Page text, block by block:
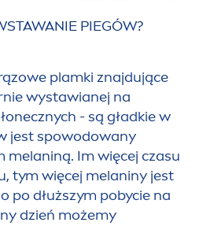
PIEGÓW?
plamki znajdujące
wystawianej na
- są gładkie w
jest spowodowany
melaniną. Im więcej czasu
tym więcej melaniny jest
po dłuższym pobycie na
dzień możemy